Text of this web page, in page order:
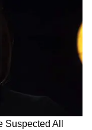
इथियोपिया में भारत
लिथुआनिया में हैं